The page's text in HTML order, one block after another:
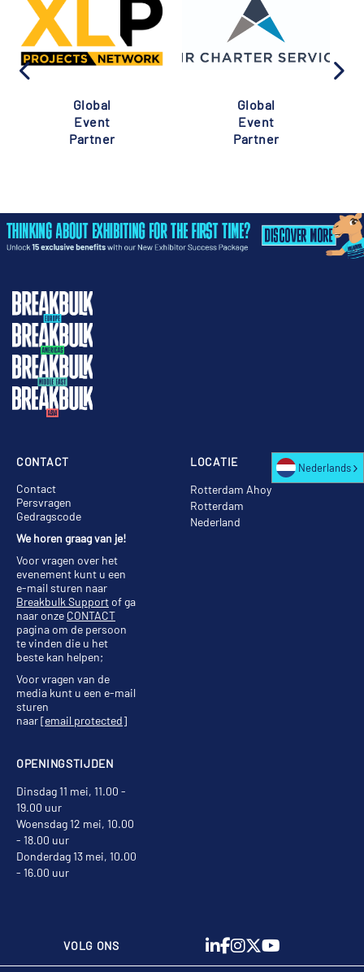
Global
Event
Partner
Global
Event
Partner
LOCATIE
Rotterdam Ahoy
Rotterdam
Nederland
OPENINGSTIJDEN
Dinsdag 11 mei, 11.00 -
19.00 uur
Woensdag 12 mei, 10.00
- 18.00 uur
Donderdag 13 mei, 10.00
- 16.00 uur
CONTACT
Contact
Persvragen
Gedragscode
We horen graag van je!
Voor vragen over het
evenement kunt u een
e-mail sturen naar
Breakbulk Supportof ga
naar onze CONTACT
pagina om de persoon
te vinden die u het
beste kan helpen;
Voor vragen van de
media kunt u een e-mail
sturen
naar[email protected]
VOLG ONS
Nederlands